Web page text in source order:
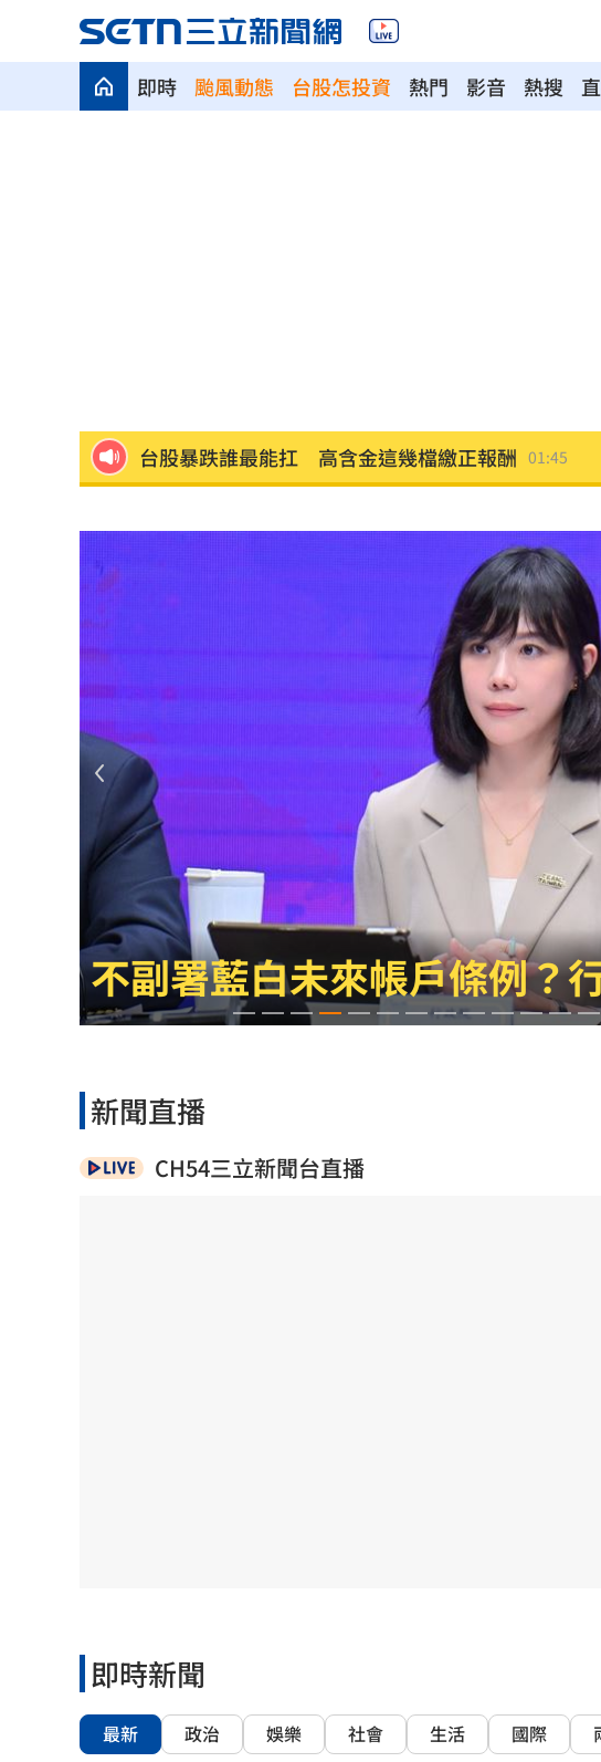
即時 颱風動態 台股怎投資 熱門 影音 熱搜
台股暴跌誰最能扛 高含金這幾檔繳正報酬 01:45
宏福苑大火調查出爐！菸頭引燃施工雜物 01:17
定投10年翻逾5倍 這檔吸引存股族卡位！ 01:03
00:48
慈濟遭詐10.6億元！全款拿回解方曝 00:47
稱龍蝦咬完就吐 爆李世宗要信徒喝精油 00:43
樂天女孩淚揭往事 愛意表達障礙遭重擊 00:41
一張百萬太貴！他公開高價股買法：賺30萬
獨／海外遊學增強外語 台人夯英、美、加 00:31
長尾獼猴失控狂襲居民！官方追查異常原因 00:26
伊波拉失控！專家憂病毒恐已突變 00:23
63歲章小蕙吐露心聲：後悔當年嫁給鍾鎮濤
白海豚颱風擺盪逼近！雨到「這時」才趨緩
白海豚颱風擺盪逼近！雨到
新聞直播
CH54三立新聞台直播
即時新聞
最新 政治 娛樂 社會 生活 國際